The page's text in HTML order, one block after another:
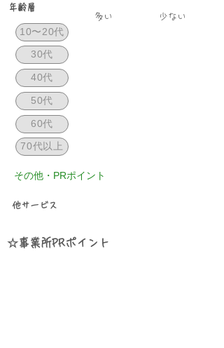
年齢層
​多い
少ない
10〜20代
30代
40代
50代
60代
70代以上
その他・PRポイント
​他サービス
☆事業所PRポイント